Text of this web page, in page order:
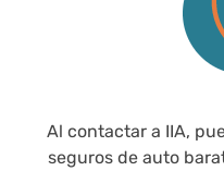
Al contactar a IIA,
seguros de auto